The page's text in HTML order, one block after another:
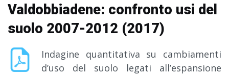
Valdobbiadene: confronto usi del
suolo 2007-2012 (2017)
Indagine quantitativa su cambiamenti
d’uso del suolo legati all’espansione